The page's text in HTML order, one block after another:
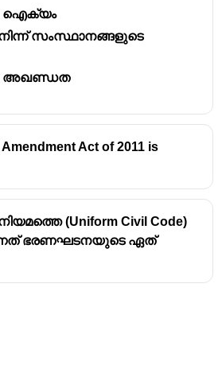
നേതൃത്വത്തിലുള്ള കേന്ദ്ര
രേഖാമൂലമുള്ള ശുപാർശ
ഇത്
ചെയ്യുന്നത്
ഐക്യം
സംസ്ഥാനങ്ങളുടെ
അഖണ്ഡത
Act of 2011 is
(Uniform Civil Code)
ഭരണഘടനയുടെ ഏത്